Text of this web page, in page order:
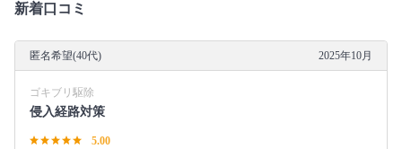
新着口コミ
匿名希望(40代) 2025年10月
ゴキブリ駆除
侵入経路対策
5.00